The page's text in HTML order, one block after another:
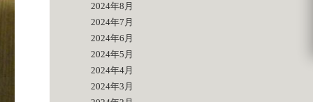
2024年8月
2024年7月
2024年6月
2024年5月
2024年4月
2024年3月